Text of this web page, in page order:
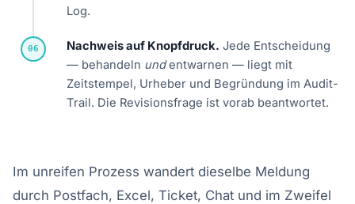
Log.
06 Nachweis auf Knopfdruck. Jede Entscheidung
— behandeln undentwarnen — liegt mit
Zeitstempel, Urheber und Begründung im Audit-
Trail. Die Revisionsfrage ist vorab beantwortet.
Im unreifen Prozess wandert dieselbe Meldung
durch Postfach, Excel, Ticket, Chat und im Zweifel